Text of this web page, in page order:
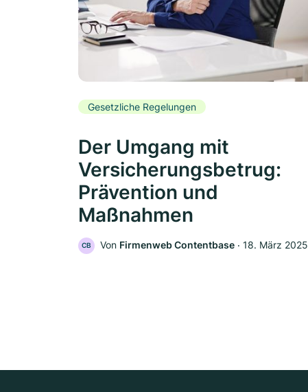
Gesetzliche Regelungen
Der Umgang mit
Versicherungsbetrug:
Prävention und
Maßnahmen
CB Von Firmenweb Contentbase ‧ 18. März 2025